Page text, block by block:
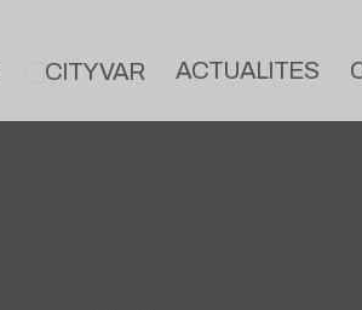
ACTUALITES